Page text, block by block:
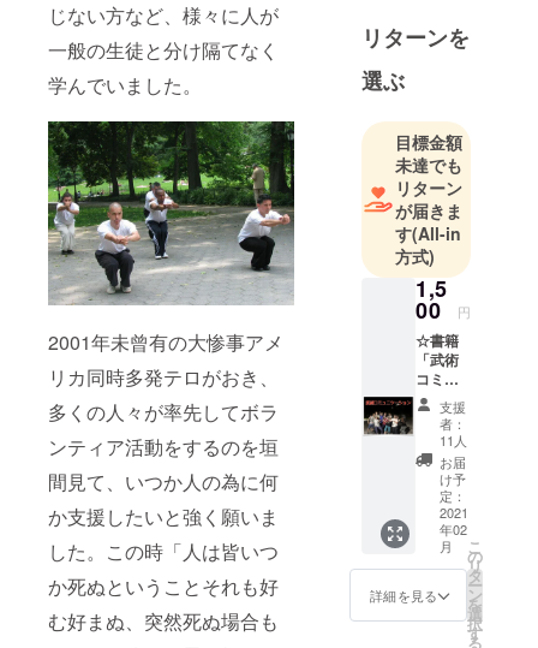
じない方など、様々に人が
一般の生徒と分け隔てなく
学んでいました。
2001年未曾有の大惨事アメ
リカ同時多発テロがおき、
多くの人々が率先してボラ
ンティア活動をするのを垣
間見て、いつか人の為に何
か支援したいと強く願いま
した。この時「人は皆いつ
か死ぬということそれも好
む好まぬ、突然死ぬ場合も
ク同時多発
テロを体
験、様々な
ボランティ
ア活動の支
援を垣間見
る、2001年
デザイン会
社を設立、
2004、5年全
米武術上級
者素手部門
連続優勝、
デザイン会
社社長、ス
タントマ
ン、舞台役
者を経験し
2008年米国
で武術指導
をする。
2009年に武
リターンを
選ぶ
目標金額
未達でも
リターン
が届きま
す(All-in
方式)
1,5
00 円
☆書籍
「武術
コミュ
ニケー
ショ
ン」１
冊(送料
込み) ☆
著書か
らの直
筆お手
紙付き
支援
者：
11人
お届
け予
定：
2021
年02
月
詳細を見る
こ
の
リ
タ
ー
ン
を
選
択
す
る